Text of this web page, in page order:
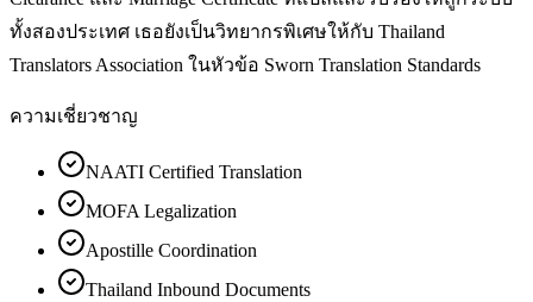
ทั้งสองประเทศ เธอยังเป็นวิทยากรพิเศษให้กับ Thailand
Translators Association ในหัวข้อ Sworn Translation Standards
ความเชี่ยวชาญ
NAATI Certified Translation
MOFA Legalization
Apostille Coordination
Thailand Inbound Documents